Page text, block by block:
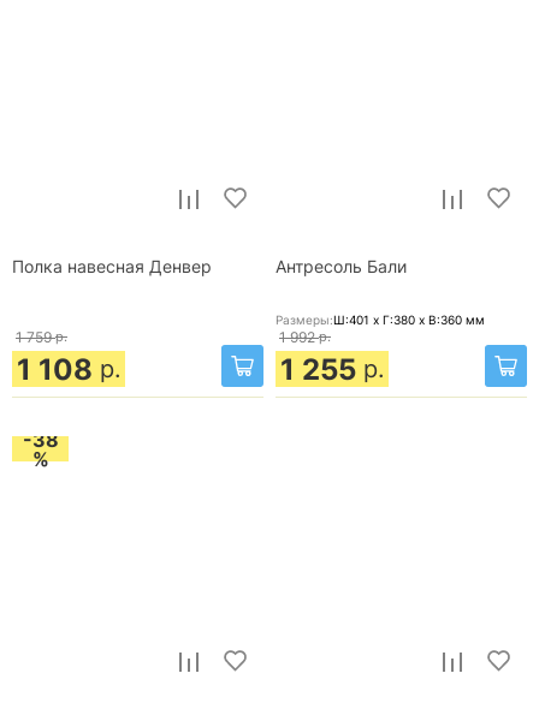
Полка навесная Денвер
1 759 р.
1 108 р.
Антресоль Бали
Размеры:Ш:401 x Г:380 x В:360 мм
1 992 р.
1 255 р.
-38
%